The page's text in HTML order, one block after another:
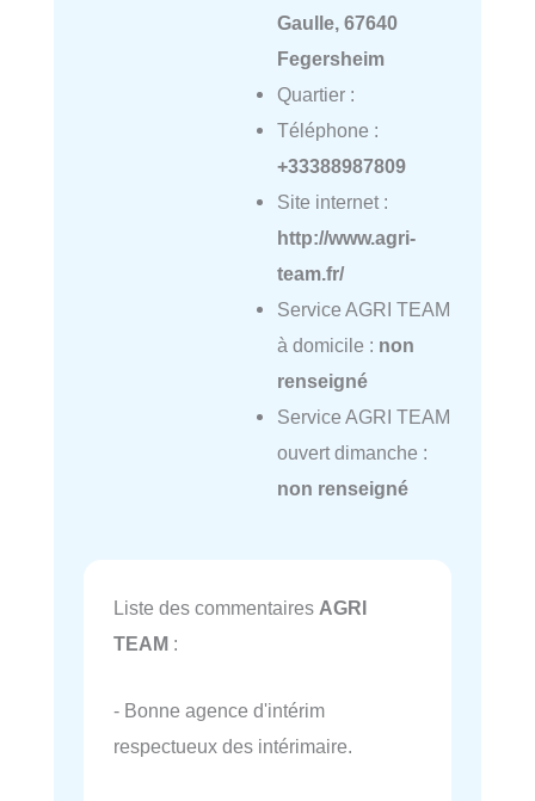
Gaulle, 67640
Fegersheim
Quartier :
Téléphone :
+33388987809
Site internet :
http://www.agri-
team.fr/
Service AGRI TEAM
à domicile : non
renseigné
Service AGRI TEAM
ouvert dimanche :
non renseigné
Liste des commentaires AGRI
TEAM :
- Bonne agence d'intérim
respectueux des intérimaire.